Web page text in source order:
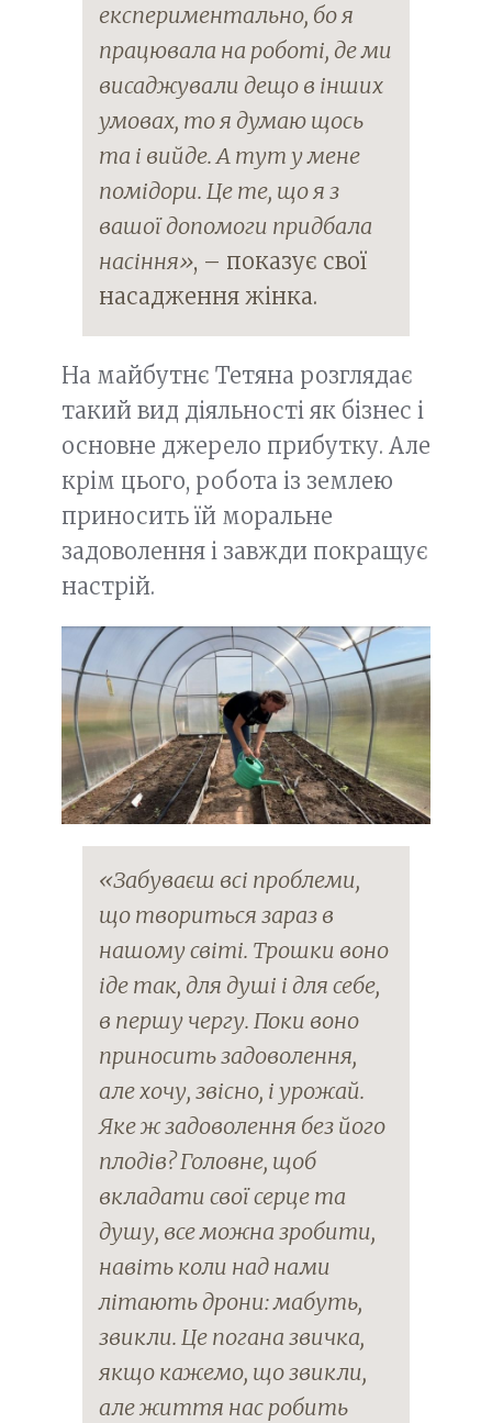
експериментально, бо я
працювала на роботі, де ми
висаджували дещо в інших
умовах, то я думаю щось
та і вийде. А тут у мене
помідори. Це те, що я з
вашої допомоги придбала
насіння», – показує свої
насадження жінка.
На майбутнє Тетяна розглядає
такий вид діяльності як бізнес і
основне джерело прибутку. Але
крім цього, робота із землею
приносить їй моральне
задоволення і завжди покращує
настрій.
«Забуваєш всі проблеми,
що твориться зараз в
нашому світі. Трошки воно
іде так, для душі і для себе,
в першу чергу. Поки воно
приносить задоволення,
але хочу, звісно, і урожай.
Яке ж задоволення без його
плодів? Головне, щоб
вкладати свої серце та
душу, все можна зробити,
навіть коли над нами
літають дрони: мабуть,
звикли. Це погана звичка,
якщо кажемо, що звикли,
але життя нас робить